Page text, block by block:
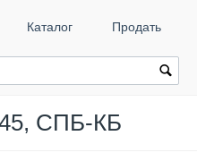
Каталог Продать
СПБ-КБ